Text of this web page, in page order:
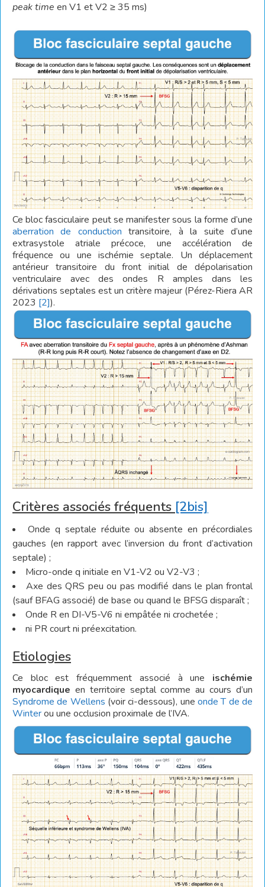
peak time en V1 et V2 ≥ 35 ms)
Ce bloc fasciculaire peut se manifester sous la forme d’une
aberration de conduction transitoire, à la suite d’une
extrasystole atriale précoce, une accélération de
fréquence ou une ischémie septale. Un déplacement
antérieur transitoire du front initial de dépolarisation
ventriculaire avec des ondes R amples dans les
dérivations septales est un critère majeur (Pérez-Riera AR
2023 [2]).
Critères associés fréquents [2bis]
Onde q septale réduite ou absente en précordiales
gauches (en rapport avec l’inversion du front d’activation
septale) ;
Micro-onde q initiale en V1-V2 ou V2-V3 ;
Axe des QRS peu ou pas modifié dans le plan frontal
(sauf BFAG associé) de base ou quand le BFSG disparaît ;
Onde R en DI-V5-V6 ni empâtée ni crochetée ;
ni PR court ni préexcitation.
Etiologies
Ce bloc est fréquemment associé à une ischémie
myocardique en territoire septal comme au cours d’un
Syndrome de Wellens (voir ci-dessous), uneonde T de de
Winterou une occlusion proximale de l’IVA.